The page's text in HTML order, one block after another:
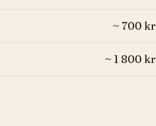
~ 700 kr
~ 1 800 kr